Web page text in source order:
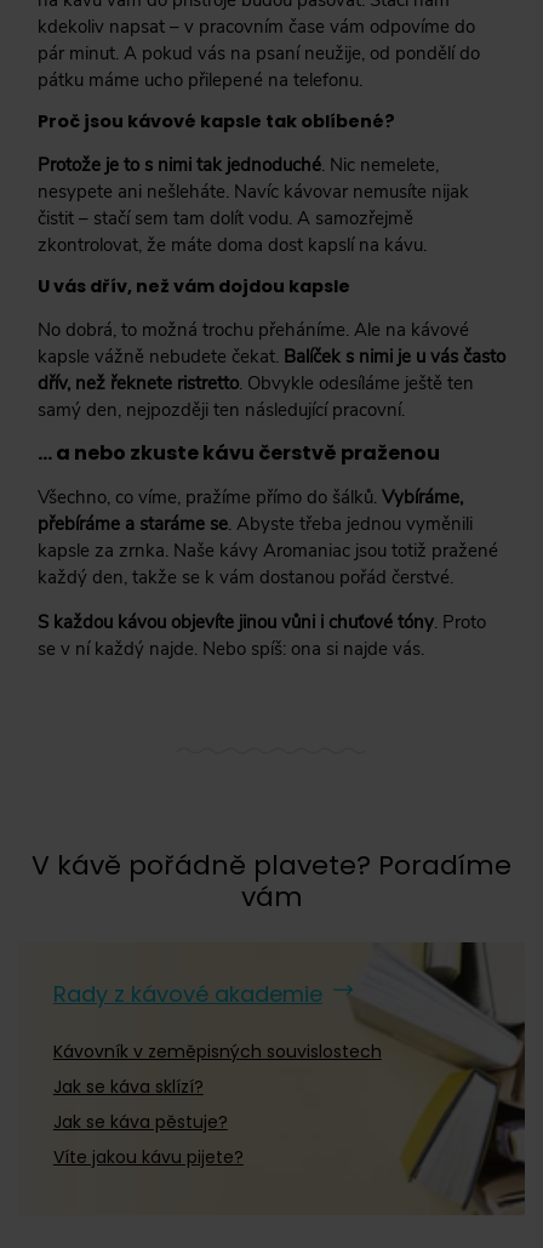
kdekoliv napsat – v pracovním čase vám odpovíme do
pár minut. A pokud vás na psaní neužije, od pondělí do
pátku máme ucho přilepené na telefonu.
Proč jsou kávové kapsle tak oblíbené?
Protože je to s nimi tak jednoduché. Nic nemelete,
nesypete ani nešleháte. Navíc kávovar nemusíte nijak
čistit – stačí sem tam dolít vodu. A samozřejmě
zkontrolovat, že máte doma dost kapslí na kávu.
U vás dřív, než vám dojdou kapsle
No dobrá, to možná trochu přeháníme. Ale na kávové
kapsle vážně nebudete čekat. Balíček s nimi je u vás často
dřív, než řeknete ristretto. Obvykle odesíláme ještě ten
samý den, nejpozději ten následující pracovní.
… a nebo zkuste kávu čerstvě praženou
Všechno, co víme, pražíme přímo do šálků. Vybíráme,
přebíráme a staráme se. Abyste třeba jednou vyměnili
kapsle za zrnka. Naše kávy Aromaniac jsou totiž pražené
každý den, takže se k vám dostanou pořád čerstvé.
S každou kávou objevíte jinou vůni i chuťové tóny. Proto
se v ní každý najde. Nebo spíš: ona si najde vás.
V kávě pořádně plavete? Poradíme
vám
Rady z kávové akademie
Kávovník v zeměpisných souvislostech
Jak se káva sklízí?
Jak se káva pěstuje?
Víte jakou kávu pijete?